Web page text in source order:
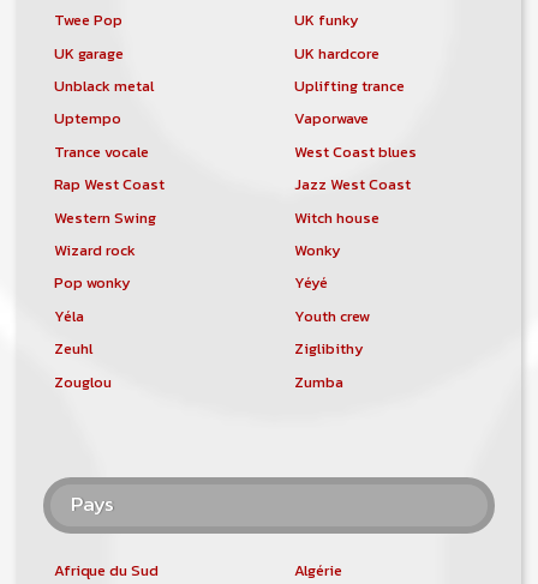
Twee Pop
UK funky
UK garage
UK hardcore
Unblack metal
Uplifting trance
Uptempo
Vaporwave
Trance vocale
West Coast blues
Rap West Coast
Jazz West Coast
Western Swing
Witch house
Wizard rock
Wonky
Pop wonky
Yéyé
Yéla
Youth crew
Zeuhl
Ziglibithy
Zouglou
Zumba
Pays
Afrique du Sud
Algérie